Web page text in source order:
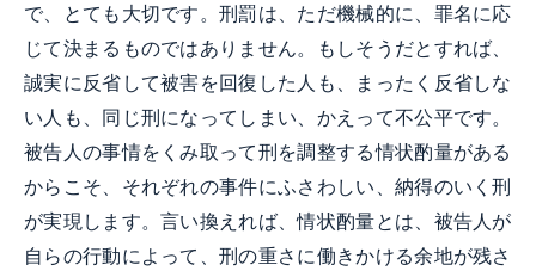
で、とても大切です。刑罰は、ただ機械的に、罪名に応
じて決まるものではありません。もしそうだとすれば、
誠実に反省して被害を回復した人も、まったく反省しな
い人も、同じ刑になってしまい、かえって不公平です。
被告人の事情をくみ取って刑を調整する情状酌量がある
からこそ、それぞれの事件にふさわしい、納得のいく刑
が実現します。言い換えれば、情状酌量とは、被告人が
自らの行動によって、刑の重さに働きかける余地が残さ